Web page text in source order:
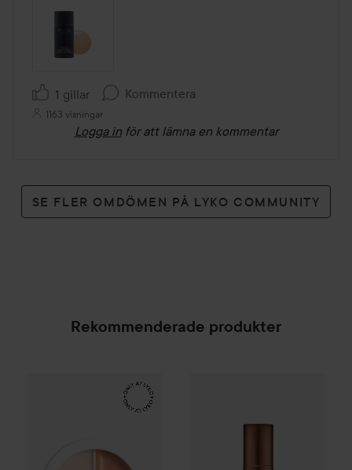
1 gillar Kommentera
1163 visningar
Logga in för att lämna en kommentar
SE FLER OMDÖMEN PÅ LYKO COMMUNITY
Rekommenderade produkter
Make Up Store